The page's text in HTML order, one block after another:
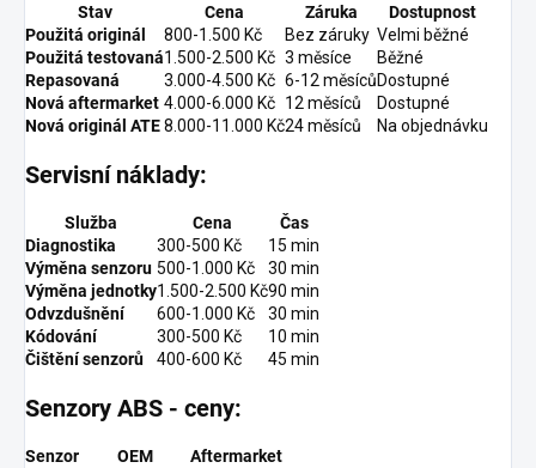
Stav Cena Záruka
Dostupnost
Použitá originál
800-1.500 Kč Bez záruky Velmi běžné
Použitá testovaná1.500-2.500 Kč 3 měsíce
Běžné
Repasovaná
3.000-4.500 Kč 6-12 měsícůDostupné
Nová aftermarket 4.000-6.000 Kč 12 měsíců
Dostupné
Nová originál ATE8.000-11.000 Kč24 měsíců Na objednávku
Servisní náklady:
Služba Cena
Čas
Diagnostika
300-500 Kč
15 min
Výměna senzoru 500-1.000 Kč
30 min
Výměna jednotky1.500-2.500 Kč90 min
Odvzdušnění
600-1.000 Kč
30 min
Kódování
300-500 Kč
10 min
Čištění senzorů
400-600 Kč 45 min
Senzory ABS - ceny:
Senzor OEM
Aftermarket